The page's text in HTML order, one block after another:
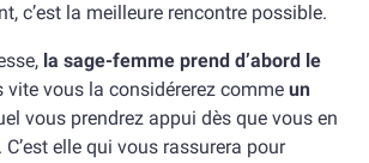
c’est la meilleure rencontre possible.
la sage-femme prend d’abord le
vite vous la considérerez comme un
vous prendrez appui dès que vous en
elle qui vous rassurera pour